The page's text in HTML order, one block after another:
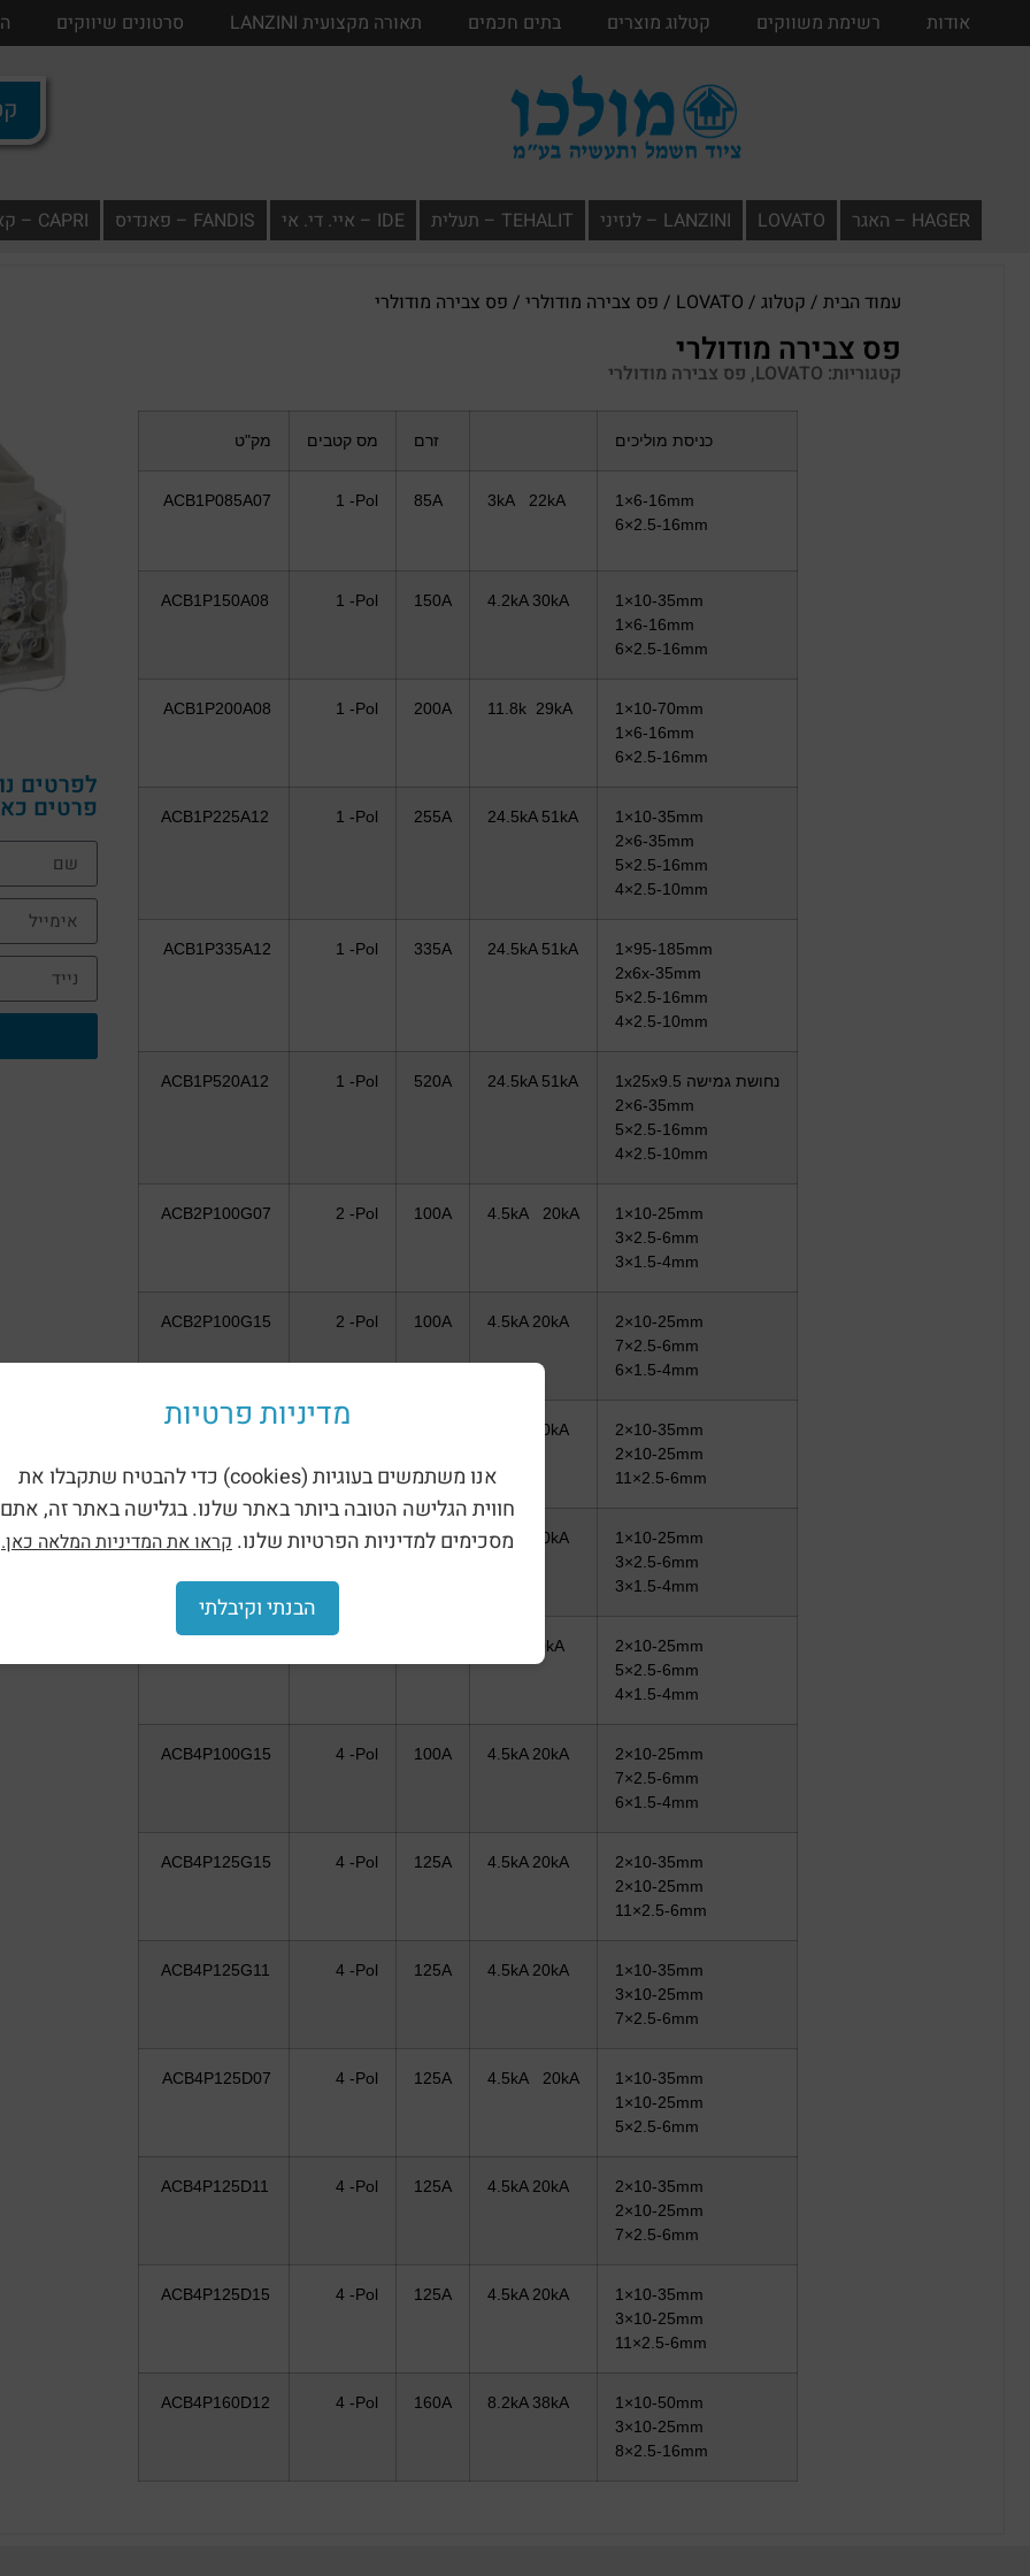
מדיניות פרטיות
אנו משתמשים בעוגיות (cookies) כדי להבטיח שתקבלו את
חווית הגלישה הטובה ביותר באתר שלנו. בגלישה באתר זה, אתם
מסכימים למדיניות הפרטיות שלנו. קראו את המדיניות המלאה כאן.
הבנתי וקיבלתי
אודות רשימת משווקים קטלוג מוצרים בתים חכמים תאורה מקצועית LANZINI סרטונים שיווקים
HAGER – האגר LOVATO LANZINI – לנזיני TEHALIT – תעלית IDE – איי. די. אי FANDIS – פאנדיס CAPRI – קאפרי
אודות רשימת משווקים קטלוג מוצרים בתים חכמים תאורה מקצועית LANZINI סרטונים
עמוד הבית / קטלוג /
LOVATO
/ פס צבירה מודולרי / פס צבירה מודולרי
פס צבירה מודולרי
קטגוריות: LOVATO
, פס צבירה מודולרי
מק"ט מס קטבים זרם כניסת מוליכים
ACB1P085A07 1 -Pol 85A 3kA 22kA
1×6-16mm
6×2.5-16mm
ACB1P150A08 1 -Pol 150A 4.2kA 30kA
1×10-35mm
1×6-16mm
6×2.5-16mm
ACB1P200A08 1 -Pol 200A 11.8k 29kA
1×10-70mm
1×6-16mm
6×2.5-16mm
ACB1P225A12 1 -Pol 255A 24.5kA 51kA
1×10-35mm
2×6-35mm
5×2.5-16mm
4×2.5-10mm
ACB1P335A12 1 -Pol 335A 24.5kA 51kA
1×95-185mm
2x6x-35mm
5×2.5-16mm
4×2.5-10mm
ACB1P520A12 1 -Pol 520A 24.5kA 51kA
1x25x9.5 נחושת גמישה
2×6-35mm
5×2.5-16mm
4×2.5-10mm
ACB2P100G07 2 -Pol 100A 4.5kA 20kA
1×10-25mm
3×2.5-6mm
3×1.5-4mm
ACB2P100G15 2 -Pol 100A 4.5kA 20kA
2×10-25mm
7×2.5-6mm
6×1.5-4mm
ACB2P125G15 2 -Pol 4.5kA 20kA
2×10-35mm
2×10-25mm
11×2.5-6mm
ACB4P100G07 4 -Pol 100A 4.5kA 20kA
1×10-25mm
3×2.5-6mm
3×1.5-4mm
4.5k 20kA
2×10-25mm
5×2.5-6mm
4×1.5-4mm
ACB4P100G15 4 -Pol 100A 4.5kA 20kA
2×10-25mm
7×2.5-6mm
6×1.5-4mm
ACB4P125G15 4 -Pol 125A 4.5kA 20kA
2×10-35mm
2×10-25mm
11×2.5-6mm
ACB4P125G11 4 -Pol 125A 4.5kA 20kA
1×10-35mm
3×10-25mm
7×2.5-6mm
ACB4P125D07 4 -Pol 125A 4.5kA 20kA
1×10-35mm
1×10-25mm
5×2.5-6mm
ACB4P125D11 4 -Pol 125A 4.5kA 20kA
2×10-35mm
2×10-25mm
7×2.5-6mm
ACB4P125D15 4 -Pol 125A 4.5kA 20kA
1×10-35mm
3×10-25mm
11×2.5-6mm
ACB4P160D12 4 -Pol 160A 8.2kA 38kA
1×10-50mm
3×10-25mm
8×2.5-16mm
לפרטים
פרטים